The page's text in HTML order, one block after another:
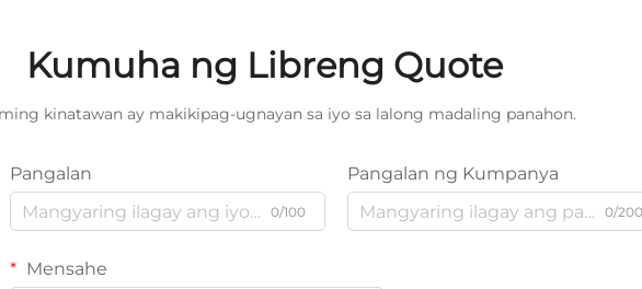
Kumuha ng Libreng Quote
kinatawan ay makikipag-ugnayan sa iyo sa lalong madaling panahon.
Pangalan
0/100
Pangalan ng Kumpanya
0/200
Mensahe